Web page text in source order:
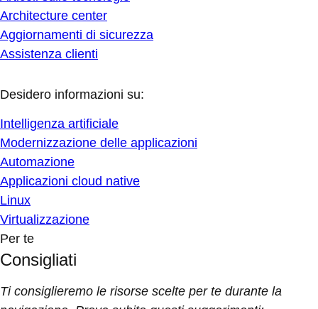
Architecture center
Aggiornamenti di sicurezza
Assistenza clienti
Desidero informazioni su:
Intelligenza artificiale
Modernizzazione delle applicazioni
Automazione
Applicazioni cloud native
Linux
Virtualizzazione
Per te
Consigliati
Ti consiglieremo le risorse scelte per te durante la